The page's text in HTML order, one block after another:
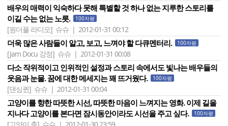
배우의 매력이 익숙하다 못해 특별할 것 하나 없는 지루한 스토리를
이길 수는 없는 노릇.
100자평
[원더풀 라디오] 슈슈 | 2012-01-31 00:12
더욱 많은 사람들이 알고, 보고, 느껴야 할 다큐멘터리. 100자평
[Jam Docu 강정] 슈슈 | 2012-01-31 00:08
다소 작위적이고 인위적인 설정과 스토리 속에서도 빛나는 배우들의
웃음과 눈물. 꿈에 대한 메세지는 꽤 뜨거웠다.
100자평
[댄싱퀸] 슈슈 | 2012-01-31 00:04
고양이를 향한 따뜻한 시선, 따뜻한 마음이 느껴지는 영화. 이제 길을
지나다 고양이를 본다면 잠시동안이라도 시선을 주고 싶다.
100자평